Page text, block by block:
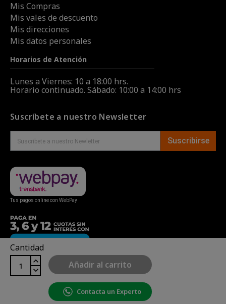
Cantidad
Añadir al carrito
Contacta un Experto
Mis Compras
Mis vales de descuento
Mis direcciones
Mis datos personales
Horarios de Atención
Lunes a Viernes: 10 a 18:00 hrs.
Horario continuado. Sábado: 10:00 a 14:00 hrs
Suscríbete a nuestro Newsletter
Suscribirse
Tus pagos online con WebPay